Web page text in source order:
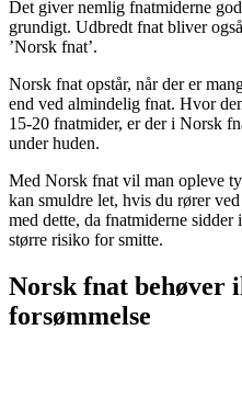
Det giver nemlig fnatmiderne
grundigt. Udbredt fnat bliver
’Norsk fnat’.
Norsk fnat opstår, når der er
end ved almindelig fnat. Hvor
15-20 fnatmider, er der i Norsk
under huden.
Med Norsk fnat vil man opleve
kan smuldre let, hvis du rører
med dette, da fnatmiderne
større risiko for smitte.
Norsk fnat behøver
forsømmelse